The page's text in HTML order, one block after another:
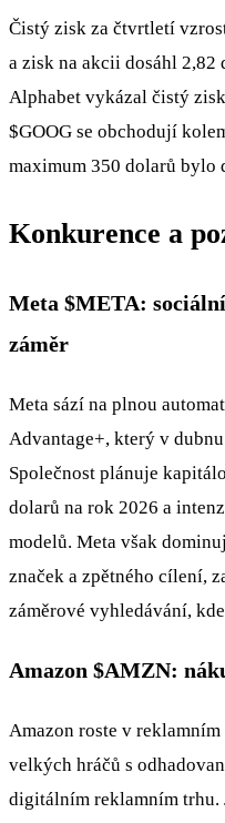
Čistý zisk za čtvrtletí
a zisk na akcii dosáhl 2,82
Alphabet vykázal čistý
$GOOG se obchodují
maximum 350 dolarů bylo
Konkurence a
Meta $META:
záměr
Meta sází na plnou
Advantage+, který v
Společnost plánuje
dolarů na rok 2026 a
modelů. Meta však
značek a zpětného cílení,
záměrové vyhledávání,
Amazon $AMZN:
Amazon roste v
velkých hráčů s
digitálním reklamním trhu.